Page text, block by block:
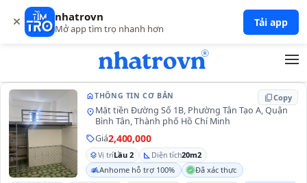
nhatrovn
Mở app tìm trọ nhanh hơn Tải app
homeTHÔNG TIN CƠ BẢN content_copyCopy
location_onMặt tiền Đường Số 1B, Phường Tân Tạo A, Quận
Bình Tân, Thành phố Hồ Chí Minh
sellGiá2,400,000
layersVị tríLầu 2 square_foot Diện tích20m2
Anhome hỗ trợ 100%
Đã xác thực